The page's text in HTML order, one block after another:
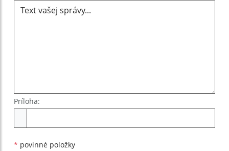
Príloha:
* povinné položky